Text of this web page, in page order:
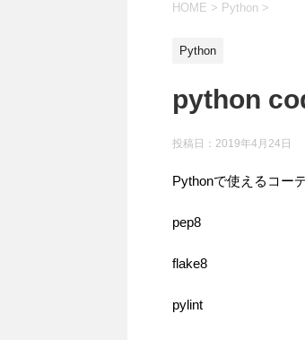
HOME > Python >
Python
python
投稿日： 2019年4月24日
Pythonで使えるコー
pep8
flake8
pylint